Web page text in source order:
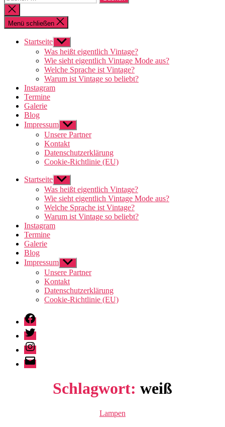
nach:
Suche
schließen
Menü schließen
Startseite Untermenü
anzeigen
Was heißt eigentlich Vintage?
Wie sieht eigentlich Vintage Mode aus?
Welche Sprache ist Vintage?
Warum ist Vintage so beliebt?
Instagram
Termine
Galerie
Blog
Impressum Untermenü
anzeigen
Unsere Partner
Kontakt
Datenschutzerklärung
Cookie-Richtlinie (EU)
Startseite Untermenü
anzeigen
Was heißt eigentlich Vintage?
Wie sieht eigentlich Vintage Mode aus?
Welche Sprache ist Vintage?
Warum ist Vintage so beliebt?
Instagram
Termine
Galerie
Blog
Impressum Untermenü
anzeigen
Unsere Partner
Kontakt
Datenschutzerklärung
Cookie-Richtlinie (EU)
Facebook
Twitter
Instagram
E-
Mail
Schlagwort: weiß
Kategorien
Lampen